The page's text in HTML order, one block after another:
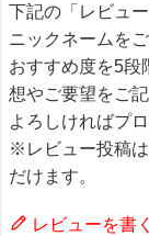
下記の「レビュ
ニックネームを
おすすめ度を5段
想やご要望をご記
よろしければプ
※レビュー投稿
だけます。
レビューを書く